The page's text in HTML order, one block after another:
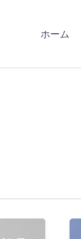
ホーム